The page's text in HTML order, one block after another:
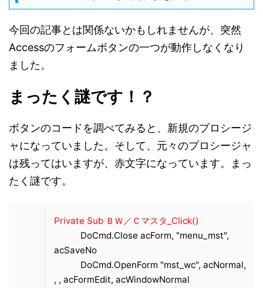
今回の記事とは関係ないかもしれませんが、突然
Accessのフォームボタンの一つが動作しなくなり
ました。
まったく謎です！？
ボタンのコードを調べてみると、新規のプロシージ
ャになっていました。そして、元々のプロシージャ
は残ってはいますが、赤文字になっています。まっ
たく謎です。
Private Sub ＢＷ／Ｃマスタ_Click()
DoCmd.Close acForm, "menu_mst",
acSaveNo
DoCmd.OpenForm "mst_wc", acNormal,
, , acFormEdit, acWindowNormal